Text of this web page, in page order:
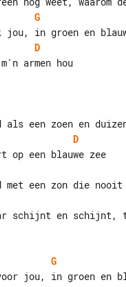
G
D
armen hou
D
schijnt en
G